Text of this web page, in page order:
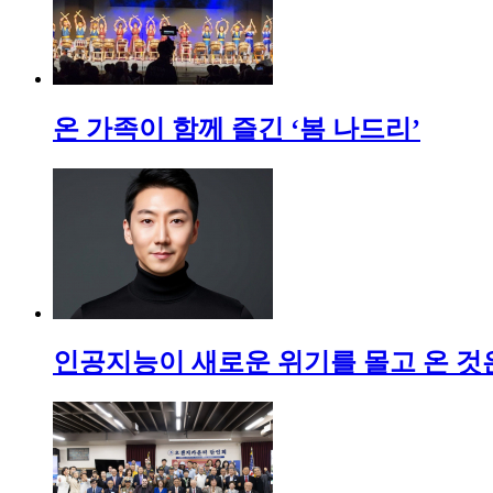
온 가족이 함께 즐긴 ‘봄 나드리’
인공지능이 새로운 위기를 몰고 온 것